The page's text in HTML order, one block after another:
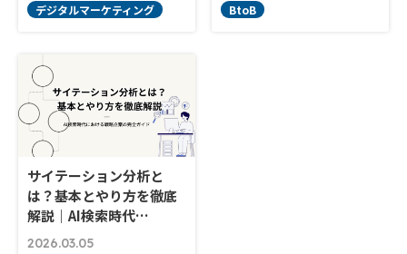
デジタルマーケティング BtoB
サイテーション分析と
は？基本とやり方を徹底
解説｜AI検索時代…
2026.03.05